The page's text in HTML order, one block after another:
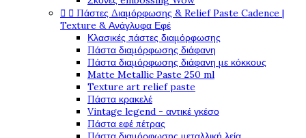
  Πάστες Διαμόρφωσης & Relief Paste Cadence |
Texture & Ανάγλυφα Εφέ
Κλασικές πάστες διαμόρφωσης
Πάστα διαμόρφωσης διάφανη
Πάστα διαμόρφωσης διάφανη με κόκκους
Matte Metallic Paste 250 ml
Texture art relief paste
Πάστα κρακελέ
Vintage legend - αντικέ γκέσο
Πάστα εφέ πέτρας